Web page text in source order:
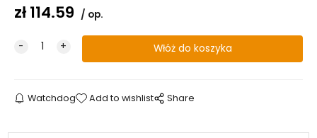
zł114.59 op.
Watchdog Add to wishlist Share